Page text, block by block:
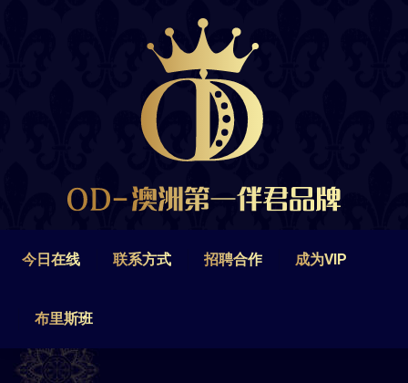
今日在线 联系方式 招聘合作 成为VIP
布里斯班
联系方式 招聘合作
布里斯班